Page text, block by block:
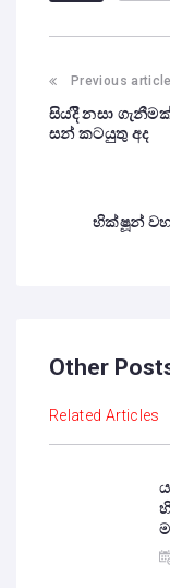
Previous article
සියදිි නසා
සන් කටයුතු අද
භික්ෂූන්
Other
Related Articles